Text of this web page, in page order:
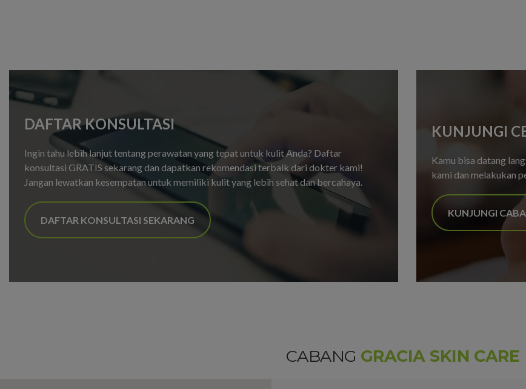
DAFTAR KONSULTASI
Ingin tahu lebih lanjut tentang perawatan yang tepat untuk kulit Anda? Daftar
konsultasi GRATIS sekarang dan dapatkan rekomendasi terbaik dari dokter kami!
Jangan lewatkan kesempatan untuk memiliki kulit yang lebih sehat dan bercahaya.
DAFTAR KONSULTASI SEKARANG
KUNJUNGI
Kamu bisa datang
kami dan melakukan
KUNJUNGI
CABANG GRACIA SKIN CARE